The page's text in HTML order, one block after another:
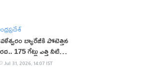
బ్యారేజీకి పోటెత్తిన
175 గేట్లు ఎత్తి నీటి
Jul 31, 2026, 14:07 IST